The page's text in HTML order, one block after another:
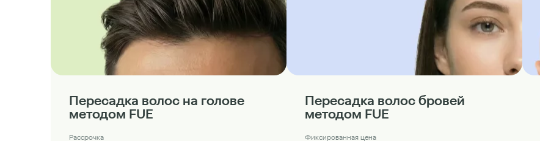
Пересадка волос на голове
методом FUE
Рассрочка
Пересадка волос бровей
методом FUE
Фиксированная цена